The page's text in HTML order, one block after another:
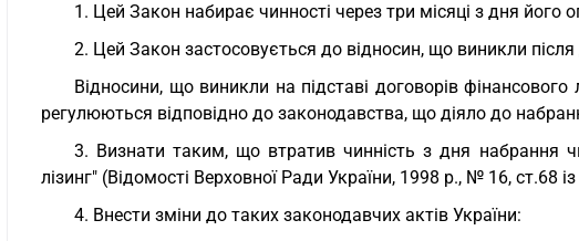
1. Цей Закон набирає чинності через три місяці з дня його
2. Цей Закон застосовується до відносин, що виникли
Відносини, що виникли на підставі договорів
регулюються відповідно до законодавства, що діяло до
3. Визнати таким, що втратив чинність з дня набрання
лізинг" (Відомості Верховної Ради України, 1998 р., № 16, ст.68
4. Внести зміни до таких законодавчих актів України: